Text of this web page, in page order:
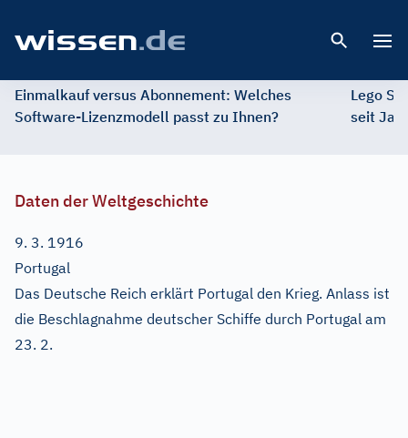
Einmalkauf versus Abonnement: Welches
Software-Lizenzmodell passt zu Ihnen?
Lego
seit
Daten der Weltgeschichte
9. 3. 1916
Portugal
Das Deutsche Reich erklärt Portugal den Krieg. Anlass ist
die Beschlagnahme deutscher Schiffe durch Portugal am
23. 2.